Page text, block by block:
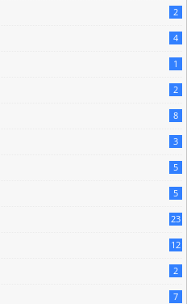
2
4
1
2
8
3
5
5
23
12
2
7